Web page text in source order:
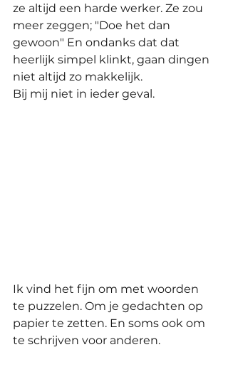
ze altijd een harde werker. Ze zou
meer zeggen; "Doe het dan
gewoon" En ondanks dat dat
heerlijk simpel klinkt, gaan dingen
niet altijd zo makkelijk.
Bij mij niet in ieder geval.
Ik vind het fijn om met woorden
te puzzelen. Om je gedachten op
papier te zetten. En soms ook om
te schrijven voor anderen.